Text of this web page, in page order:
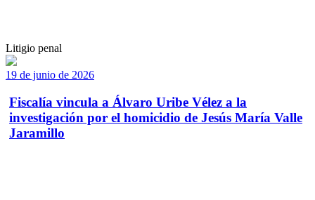
Litigio penal
19 de junio de 2026
Fiscalía vincula a Álvaro Uribe Vélez a la
investigación por el homicidio de Jesús María Valle
Jaramillo